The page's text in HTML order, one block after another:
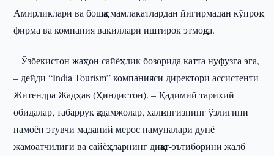
Амирликлари ва бошқа мамлакатлардан йигирмадан кўпроқ
фирма ва компания вакиллари иштирок этмоқда.
– Ўзбекистон жаҳон сайёҳлик бозорида катта нуфузга эга,
– дейди “India Tourism” компанияси директори ассистенти
Житендра Жадҳав (Ҳиндистон). – Қадимий тарихий
обидалар, табаррук қадамжолар, халқингизнинг ўзлигини
намоён этувчи маданий мерос намуналари дунё
жамоатчилиги ва сайёҳларнинг диққат-эътиборини жалб